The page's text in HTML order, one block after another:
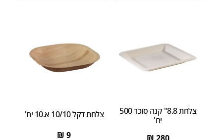
צלחת 8.8" קנה סוכר 500
יח'
צלחת דקל 10/10 א.10 יח'
9
₪